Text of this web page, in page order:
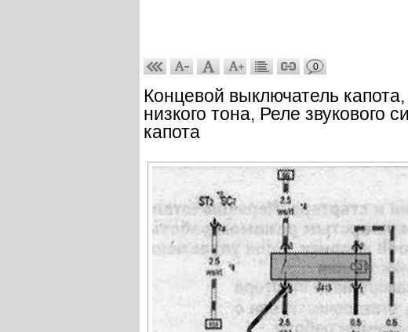
0
Концевой выключатель
низкого тона, Реле звукового
капота